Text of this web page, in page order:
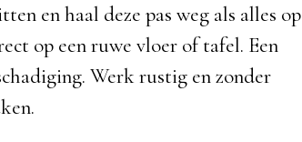
en haal deze pas weg als alles op
op een ruwe vloer of tafel. Een
Werk rustig en zonder